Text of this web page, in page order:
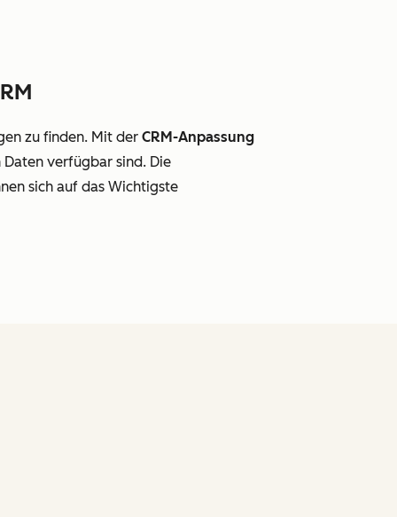
zu finden. Mit der CRM-Anpassung
verfügbar sind. Die
sich auf das Wichtigste